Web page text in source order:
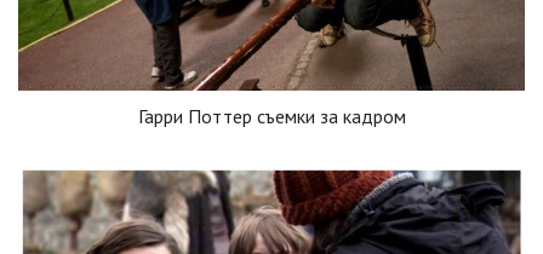
Гарри Поттер съемки за кадром